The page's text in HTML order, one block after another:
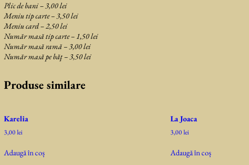
Plic de bani – 3,00 lei
Meniu tip carte – 3,50 lei
Meniu card – 2,50 lei
Număr masă tip carte – 1,50 lei
Număr masă ramă – 3,00 lei
Număr masă pe băţ – 3,50 lei
Produse similare
Karelia
3,00lei
Adaugă în coș
La Joaca
3,00lei
Adaugă în coș